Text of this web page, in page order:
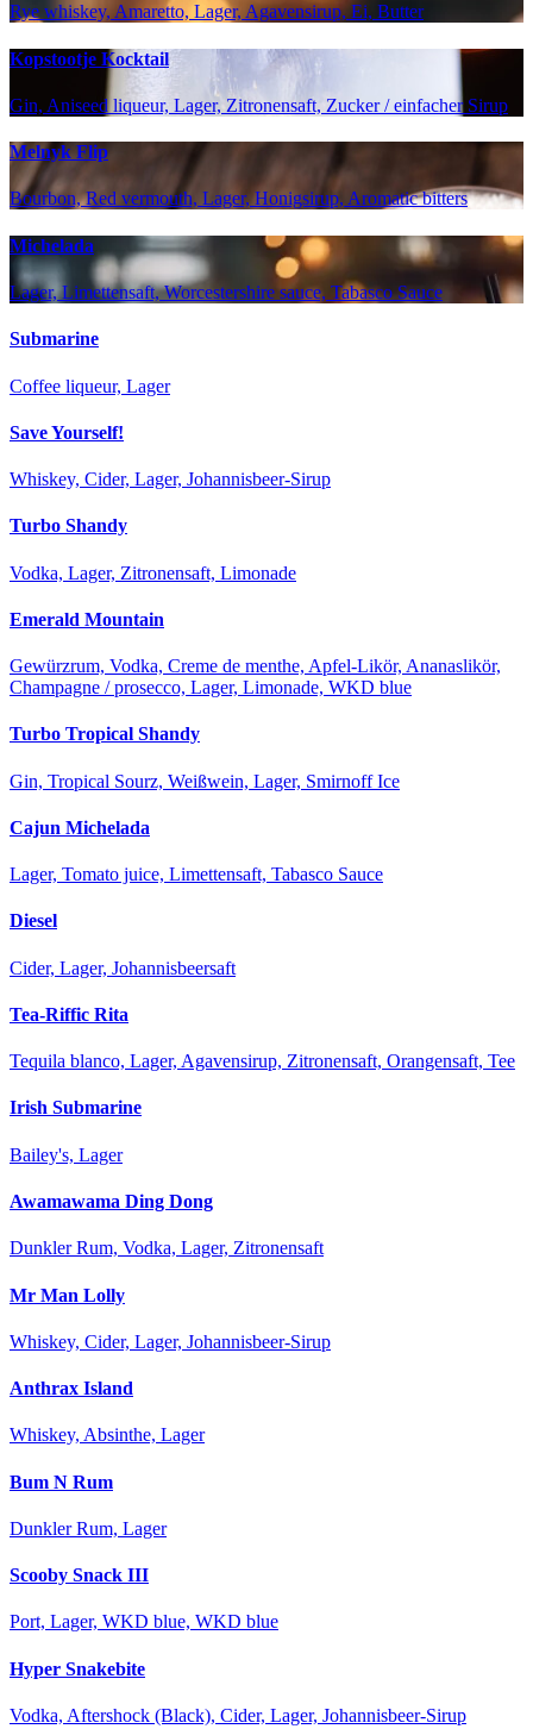
Rye whiskey, Amaretto, Lager, Agavensirup, Ei, Butter
Kopstootje Kocktail
Gin, Aniseed liqueur, Lager, Zitronensaft, Zucker / einfacher Sirup
Melnyk Flip
Bourbon, Red vermouth, Lager, Honigsirup, Aromatic bitters
Michelada
Lager, Limettensaft, Worcestershire sauce, Tabasco Sauce
Submarine
Coffee liqueur, Lager
Save Yourself!
Whiskey, Cider, Lager, Johannisbeer-Sirup
Turbo Shandy
Vodka, Lager, Zitronensaft, Limonade
Emerald Mountain
Gewürzrum, Vodka, Creme de menthe, Apfel-Likör, Ananaslikör,
Champagne / prosecco, Lager, Limonade, WKD blue
Turbo Tropical Shandy
Gin, Tropical Sourz, Weißwein, Lager, Smirnoff Ice
Cajun Michelada
Lager, Tomato juice, Limettensaft, Tabasco Sauce
Diesel
Cider, Lager, Johannisbeersaft
Tea-Riffic Rita
Tequila blanco, Lager, Agavensirup, Zitronensaft, Orangensaft, Tee
Irish Submarine
Bailey's, Lager
Awamawama Ding Dong
Dunkler Rum, Vodka, Lager, Zitronensaft
Mr Man Lolly
Whiskey, Cider, Lager, Johannisbeer-Sirup
Anthrax Island
Whiskey, Absinthe, Lager
Bum N Rum
Dunkler Rum, Lager
Scooby Snack III
Port, Lager, WKD blue, WKD blue
Hyper Snakebite
Vodka, Aftershock (Black), Cider, Lager, Johannisbeer-Sirup